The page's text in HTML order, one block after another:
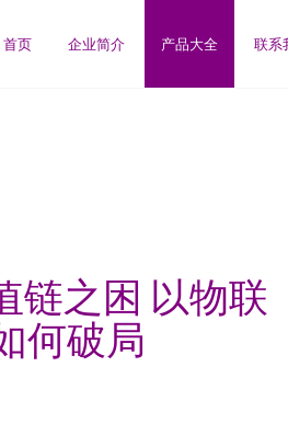
首页 企业简介 产品大全 联系
链之困 以物联
何破局